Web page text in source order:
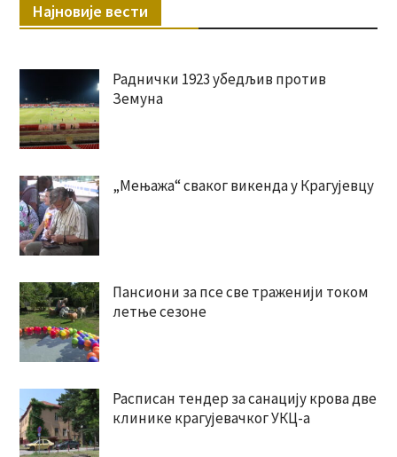
Најновије вести
Раднички 1923 убедљив против
Земуна
„Мењажа“ сваког викенда у Крагујевцу
Пансиони за псе све траженији током
летње сезоне
Расписан тендер за санацију крова две
клинике крагујевачког УКЦ-а